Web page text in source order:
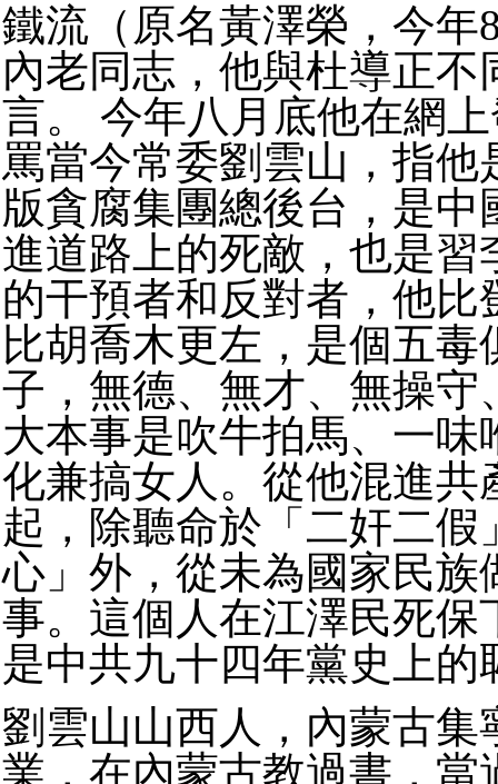
鐵流（原名黃澤榮，今年
內老同志，他與杜導正不
言。 今年八月底他在網
罵當今常委劉雲山，指他
版貪腐集團總後台，是中
進道路上的死敵，也是習
的干預者和反對者，他比
比胡喬木更左，是個五毒
子，無德、無才、無操守
大本事是吹牛拍馬、一味
化兼搞女人。從他混進共
起，除聽命於「二奸二假
心」外，從未為國家民族
事。這個人在江澤民死保
是中共九十四年黨史上的
劉雲山山西人，內蒙古集
業，在內蒙古教過書，當